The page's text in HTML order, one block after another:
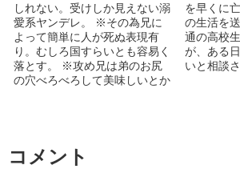
しれない。受けしか見えない溺
愛系ヤンデレ。 ※その為兄に
よって簡単に人が死ぬ表現有
り。むしろ国すらいとも容易く
落とす。 ※攻め兄は弟のお尻
の穴べろべろして美味しいとか
を早くに
の生活を
通の高校
が、ある
いと相談
コメント